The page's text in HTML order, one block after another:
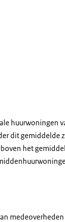
huurwoningen
dit gemiddelde
het